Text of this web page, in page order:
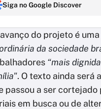
Siga no Google Discover
do projeto é uma
da sociedade
“mais
. O texto ainda será
passou a ser cortejado
em busca ou de